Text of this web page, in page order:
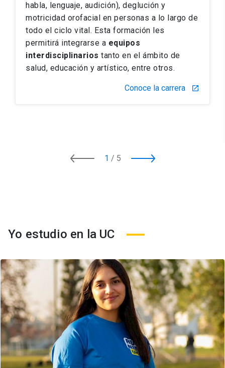
habla, lenguaje, audición), deglución y
motricidad orofacial en personas a lo largo de
todo el ciclo vital. Esta formación les
permitirá integrarse a equipos
interdisciplinarios tanto en el ámbito de
salud, educación y artístico, entre otros.
Conoce la carrera launch
1 / 5
Yo estudio en la UC